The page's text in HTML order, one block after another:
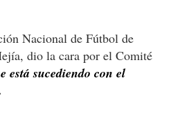
Nacional de Fútbol de
dio la cara por el Comité
está sucediendo con el